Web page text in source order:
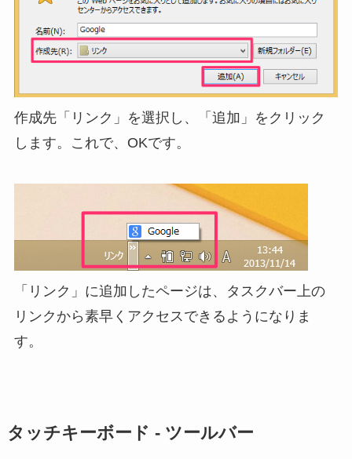
作成先「リンク」を選択し、「追加」をクリック
します。これで、OKです。
「リンク」に追加したページは、タスクバー上の
リンクから素早くアクセスできるようになりま
す。
タッチキーボード - ツールバー